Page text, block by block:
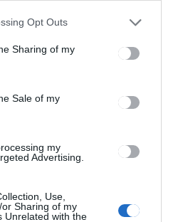
Opt Outs
Sharing of my
Sale of my
my
Advertising.
Use,
Sharing of my
Unrelated with the
a Rádió